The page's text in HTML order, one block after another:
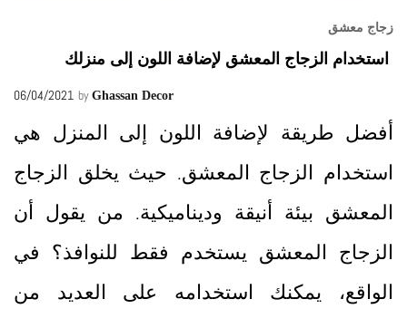
زجاج معشق
استخدام الزجاج المعشق لإضافة اللون إلى منزلك
06/04/2021 by Ghassan Decor
أفضل طريقة لإضافة اللون إلى المنزل هي
استخدام الزجاج المعشق. حيث يخلق الزجاج
المعشق بيئة أنيقة وديناميكية. من يقول أن
الزجاج المعشق يستخدم فقط للنوافذ؟ في
الواقع، يمكنك استخدامه على العديد من